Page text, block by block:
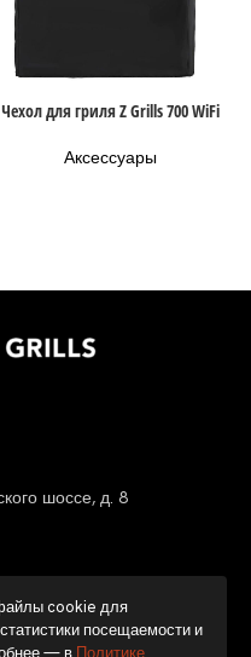
Чехол для гриля Z Grills 700 WiFi
Аксессуары
шоссе, д. 8
cookie для
посещаемости и
— в Политике